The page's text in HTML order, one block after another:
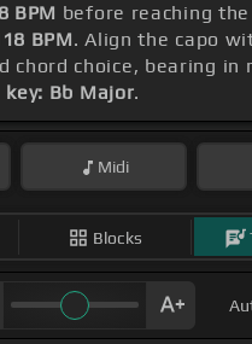
BPM before reaching
BPM. Align the capo
chord choice, bearing in
key: Bb Major.
Midi
Blocks